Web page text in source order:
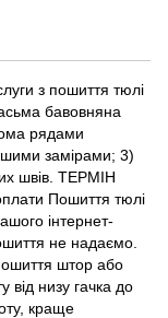
з пошиття тюлі
бавовняна
рядами
замірами; 3)
швів. ТЕРМІН
Пошиття тюлі
інтернет-
не надаємо.
штор або
від низу гачка до
краще